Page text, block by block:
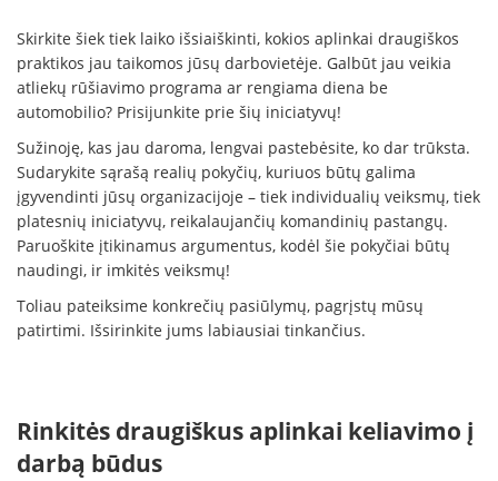
Skirkite šiek tiek laiko išsiaiškinti, kokios aplinkai draugiškos
praktikos jau taikomos jūsų darbovietėje. Galbūt jau veikia
atliekų rūšiavimo programa ar rengiama diena be
automobilio? Prisijunkite prie šių iniciatyvų!
Sužinoję, kas jau daroma, lengvai pastebėsite, ko dar trūksta.
Sudarykite sąrašą realių pokyčių, kuriuos būtų galima
įgyvendinti jūsų organizacijoje – tiek individualių veiksmų, tiek
platesnių iniciatyvų, reikalaujančių komandinių pastangų.
Paruoškite įtikinamus argumentus, kodėl šie pokyčiai būtų
naudingi, ir imkitės veiksmų!
Toliau pateiksime konkrečių pasiūlymų, pagrįstų mūsų
patirtimi. Išsirinkite jums labiausiai tinkančius.
Rinkitės draugiškus aplinkai keliavimo į
darbą būdus